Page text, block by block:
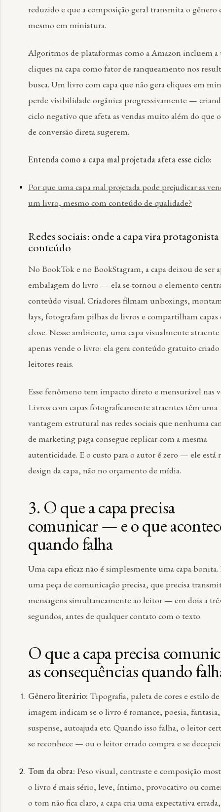
reduzido e que a composição geral transmita o gênero
mesmo em miniatura.
Algoritmos de plataformas como a Amazon incluem a
cliques na capa como fator de ranqueamento nos
busca. Um livro com capa que não gera cliques em
perde visibilidade orgânica progressivamente —
ciclo negativo que afeta as vendas muito além do que
de conversão direta sugerem.
Entenda como a capa mal projetada afeta esse ciclo:
Por que uma capa mal projetada pode prejudicar as
um livro, mesmo com conteúdo de qualidade?
Redes sociais: onde a capa vira
conteúdo
No BookTok e no BookStagram, a capa deixou de ser
embalagem do livro — ela se tornou o elemento
conteúdo visual. Criadores filmam unboxings,
lays, fotografam pilhas de livros e compartilham capas
close. Nesse ambiente, uma capa visualmente
apenas vende o livro: ela gera conteúdo gratuito
leitores reais.
Esse fenômeno tem impacto direto e mensurável nas
Livros com capas fotograficamente atraentes têm uma
vantagem estrutural nas redes sociais que nenhuma
de marketing paga consegue replicar com a mesma
autenticidade. E o custo para o autor é zero — ele está
design da capa, não no orçamento de mídia.
3. O que a capa precisa
comunicar — e o que
quando falha
Uma capa eficaz não é simplesmente uma capa bonita.
uma peça de comunicação precisa, que precisa
mensagens simultaneamente ao leitor — em dois a
segundos, antes de qualquer contato com o texto.
O que a capa precisa
as consequências quando
Gênero literário: Tipografia, paleta de cores e estilo de
imagem indicam se o livro é romance, poesia, fantasia,
suspense, autoajuda etc. Quando isso falha, o leitor
se reconhece — ou o leitor errado compra e se
Tom da obra: Peso visual, contraste e composição
o livro é mais sério, leve, íntimo, provocativo ou
o tom não fica claro, a capa cria uma expectativa